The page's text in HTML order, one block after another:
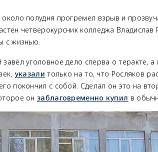
полудня прогремел взрыв и
четверокурсник колледжа Владислав
с жизнью.
уголовное дело сперва о теракте,
указали только на то, что Росляков
покончил с собой. Сделал он это на
он заблаговременно купил в